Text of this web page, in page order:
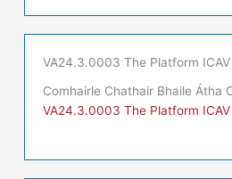
VA24.3.0003 The Platform ICAV
Comhairle Chathair Bhaile Átha
VA24.3.0003 The Platform ICAV